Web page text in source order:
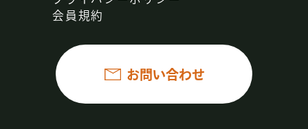
会員規約
お問い合わせ